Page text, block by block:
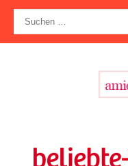
Zum
Inhalt
springen
nach: